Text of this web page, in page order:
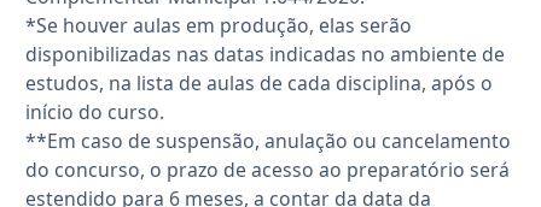
*Se houver aulas em produção, elas serão
disponibilizadas nas datas indicadas no ambiente de
estudos, na lista de aulas de cada disciplina, após o
início do curso.
**Em caso de suspensão, anulação ou cancelamento
do concurso, o prazo de acesso ao preparatório será
estendido para 6 meses, a contar da data da